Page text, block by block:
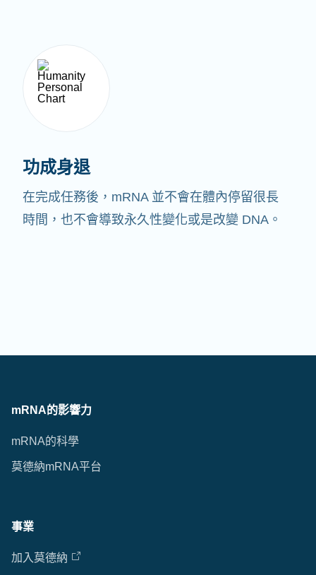
功成身退
在完成任務後，mRNA 並不會在體內停留很長
時間，也不會導致永久性變化或是改變 DNA。
mRNA的影響力
mRNA的科學
莫德納mRNA平台
事業
加入莫德納